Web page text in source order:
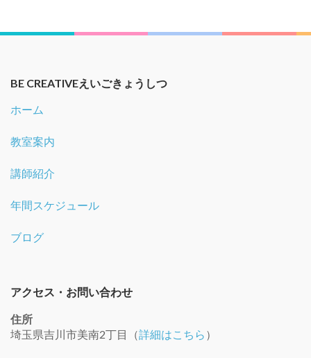
BE CREATIVEえいごきょうしつ
ホーム
教室案内
講師紹介
年間スケジュール
ブログ
アクセス・お問い合わせ
住所
埼玉県吉川市美南2丁目（詳細はこちら ）